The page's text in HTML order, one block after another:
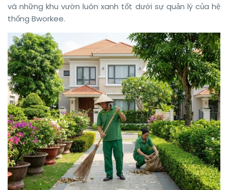
và những khu vườn luôn xanh tốt dưới sự quản lý của hệ
thống Bworkee.